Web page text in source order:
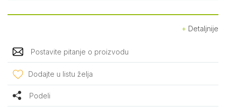
Detaljnije
Postavite pitanje o proizvodu
Dodajte u listu želja
Podeli